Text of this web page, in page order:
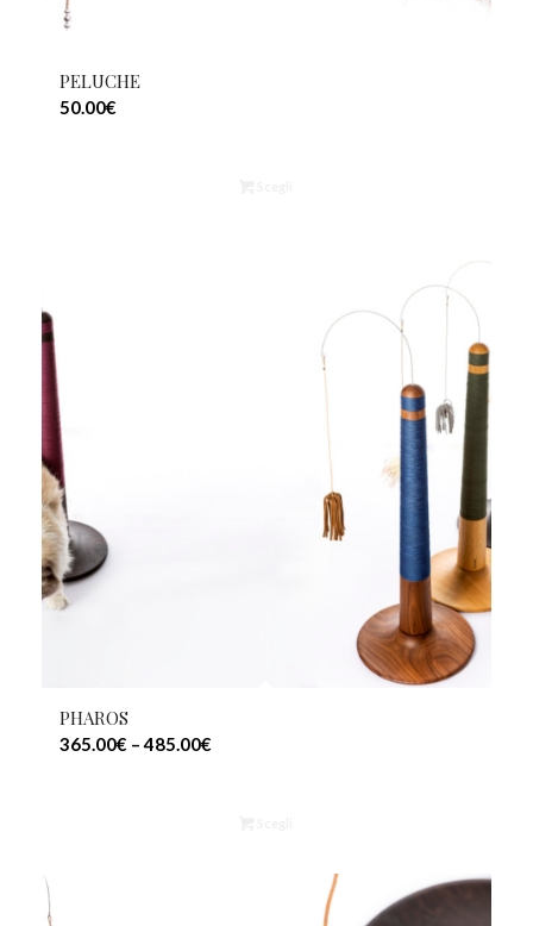
PELUCHE
50.00€
PHAROS
365.00€ –485.00€